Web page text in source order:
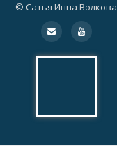
© Сатья Инна Волкова
fa-
envelope
fa-
youtube